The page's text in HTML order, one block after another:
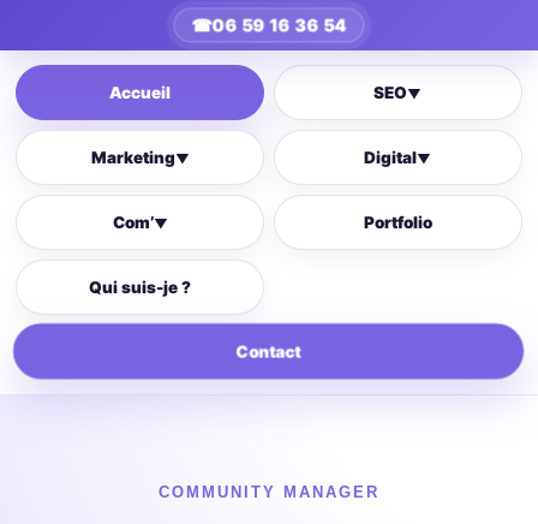
☎06 59 16 36 54
Accueil SEO▼
Marketing▼ Digital▼
Com’▼ Portfolio
Qui suis-je ?
Contact
COMMUNITY MANAGER